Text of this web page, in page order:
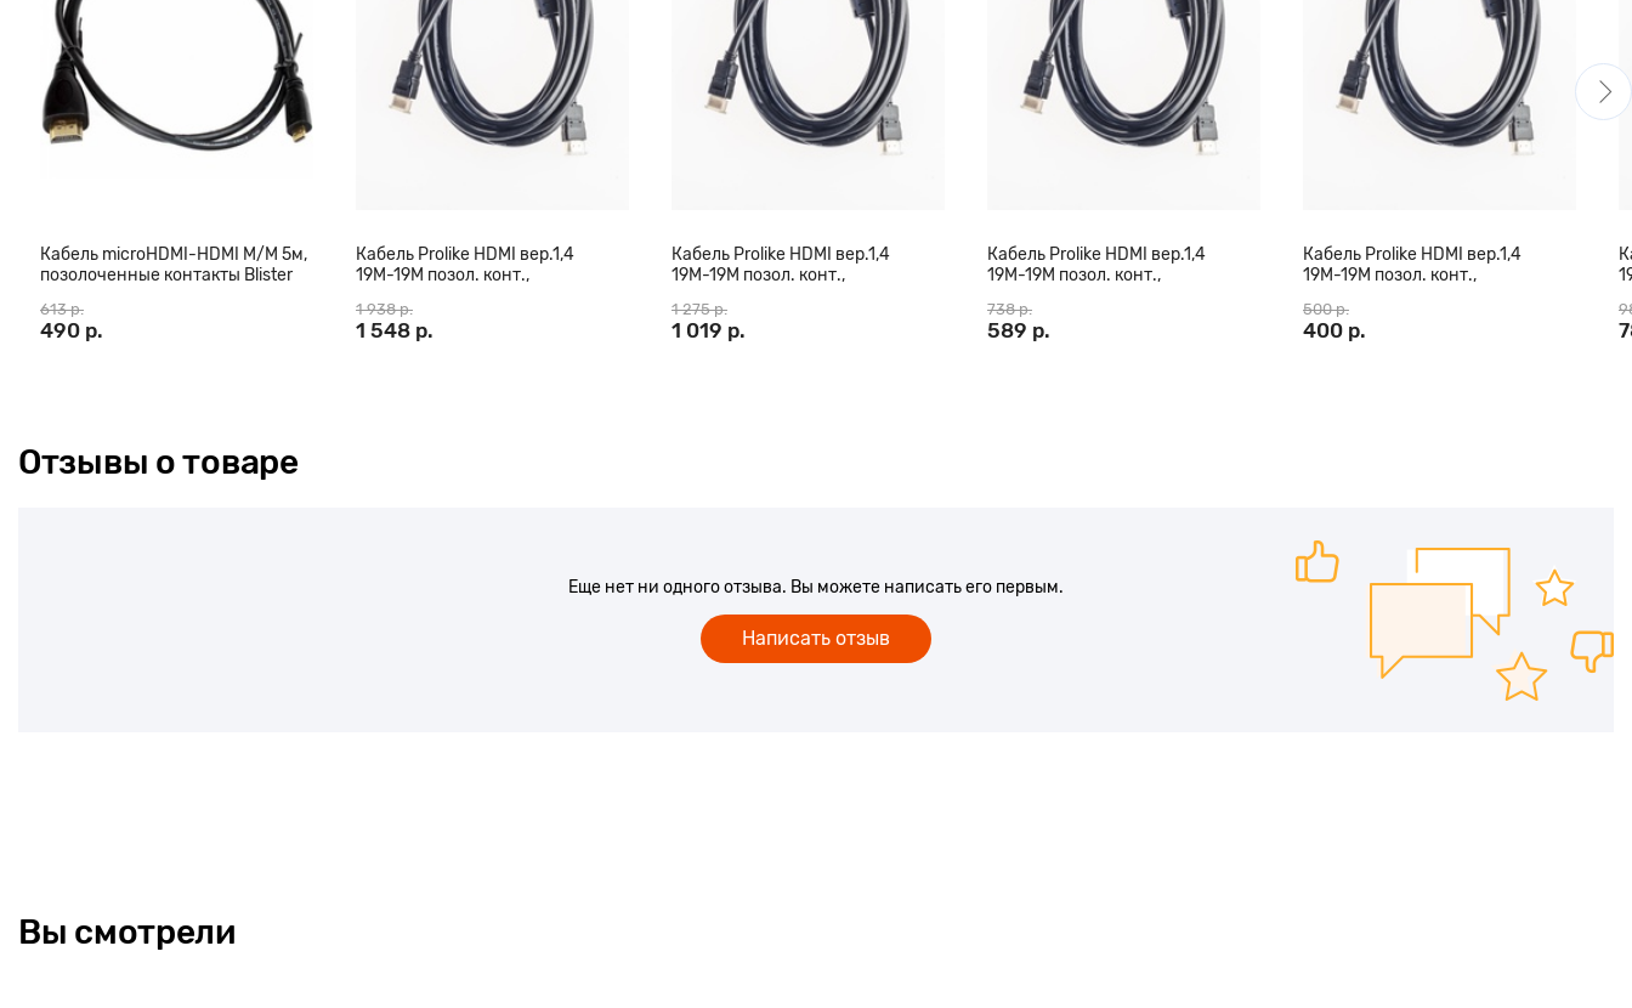
Кабель microHDMI-HDMI M/M 5м,
позолоченные контакты Blister
613 р.
490 р.
Кабель Prolike HDMI вер.1,4
19М-19М позол. конт.,
1 938 р.
1 548 р.
Кабель Prolike HDMI вер.1,4
19М-19М позол. конт.,
1 275 р.
1 019 р.
Кабель Prolike HDMI вер.1,4
19М-19М позол. конт.,
738 р.
589 р.
Кабель Prolike HDMI вер.1,4
19М-19М позол. конт.,
500 р.
400 р.
Отзывы о товаре
Еще нет ни одного отзыва. Вы можете написать его первым.
Написать отзыв
Вы смотрели